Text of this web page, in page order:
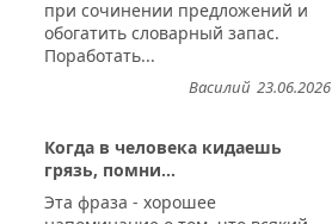
при сочинении предложений и
обогатить словарный запас.
Поработать...
23.06.2026
Василий
Когда в человека кидаешь
грязь, помни...
Эта фраза - хорошее